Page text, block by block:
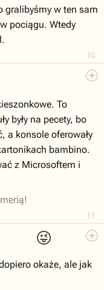
10
gralibyśmy w ten sam
pociągu. Wtedy
11
To
były na pecety, bo
a konsole oferowały
bambino.
z Microsoftem i
😜
okaże, ale jak